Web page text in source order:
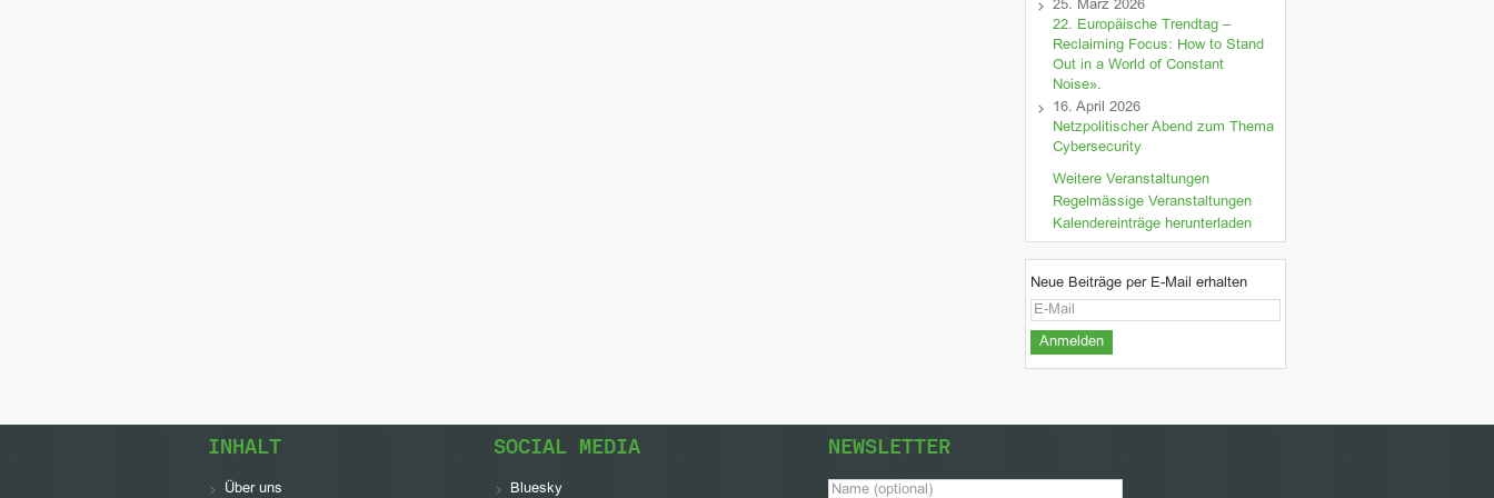
25. März 2026
22. Europäische Trendtag –
Reclaiming Focus: How to Stand
Out in a World of Constant
Noise».
16. April 2026
Netzpolitischer Abend zum Thema
Cybersecurity
Weitere Veranstaltungen
Regelmässige Veranstaltungen
Kalendereinträge herunterladen
Neue Beiträge per E-Mail erhalten
INHALT
Über uns
SOCIAL MEDIA
Bluesky
NEWSLETTER